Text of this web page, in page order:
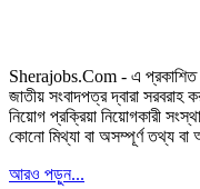
Sherajobs.Com - এ প্রকাশিত
জাতীয় সংবাদপত্র দ্বারা
নিয়োগ প্রক্রিয়া নিয়োগকারী
কোনো মিথ্যা বা অসম্পূর্ণ তথ্য বা
আরও পড়ুন...